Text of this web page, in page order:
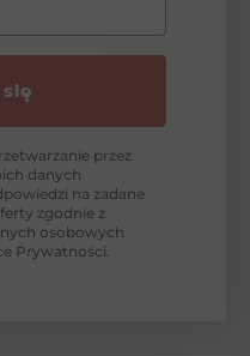
przez
danych
na zadane
zgodnie z
osobowych
Prywatności.